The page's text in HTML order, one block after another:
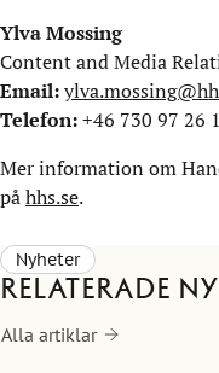
Ylva Mossing
Content and Media
Email:
Telefon:+46 730 97 26
Mer information om
påhhs.se.
Nyheter
Relaterade
Alla artiklar